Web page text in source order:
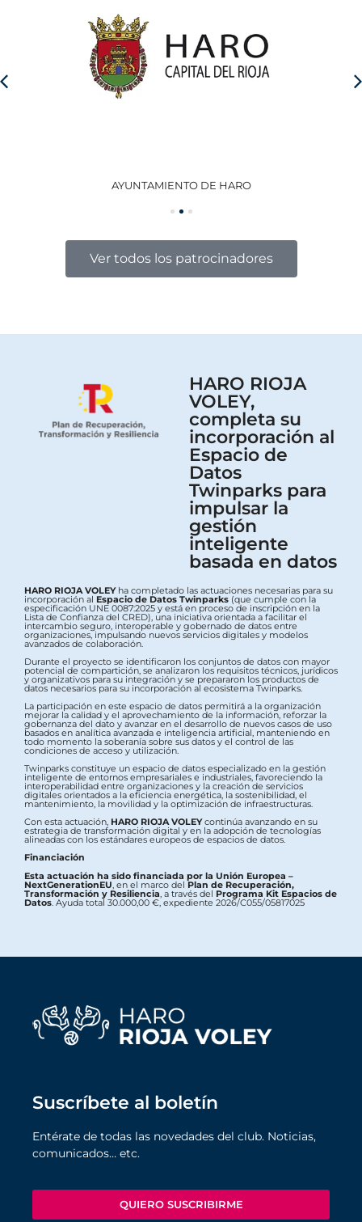
AYUNTAMIENTO DE HARO
Ver todos los patrocinadores
HARO RIOJA
VOLEY,
completa su
incorporación al
Espacio de
Datos
Twinparks para
impulsar la
gestión
inteligente
basada en datos
HARO RIOJA VOLEYha completado las actuaciones necesarias para su
incorporación al Espacio de Datos Twinparks (que cumple con la
especificación UNE 0087:2025 y está en proceso de inscripción en la
Lista de Confianza del CRED), una iniciativa orientada a facilitar el
intercambio seguro, interoperable y gobernado de datos entre
organizaciones, impulsando nuevos servicios digitales y modelos
avanzados de colaboración.
Durante el proyecto se identificaron los conjuntos de datos con mayor
potencial de compartición, se analizaron los requisitos técnicos, jurídicos
y organizativos para su integración y se prepararon los productos de
datos necesarios para su incorporación al ecosistema Twinparks.
La participación en este espacio de datos permitirá a la organización
mejorar la calidad y el aprovechamiento de la información, reforzar la
gobernanza del dato y avanzar en el desarrollo de nuevos casos de uso
basados en analítica avanzada e inteligencia artificial, manteniendo en
todo momento la soberanía sobre sus datos y el control de las
condiciones de acceso y utilización.
Twinparks constituye un espacio de datos especializado en la gestión
inteligente de entornos empresariales e industriales, favoreciendo la
interoperabilidad entre organizaciones y la creación de servicios
digitales orientados a la eficiencia energética, la sostenibilidad, el
mantenimiento, la movilidad y la optimización de infraestructuras.
Con esta actuación, HARO RIOJA VOLEYcontinúa avanzando en su
estrategia de transformación digital y en la adopción de tecnologías
alineadas con los estándares europeos de espacios de datos.
Financiación
Esta actuación ha sido financiada por la Unión Europea –
NextGenerationEU , en el marco delPlan de Recuperación,
Transformación y Resiliencia , a través del Programa Kit Espacios de
Datos . Ayuda total 30.000,00 €, expediente 2026/C055/05817025
Suscríbete al boletín
Entérate de todas las novedades del club. Noticias,
comunicados… etc.
QUIERO SUSCRIBIRME